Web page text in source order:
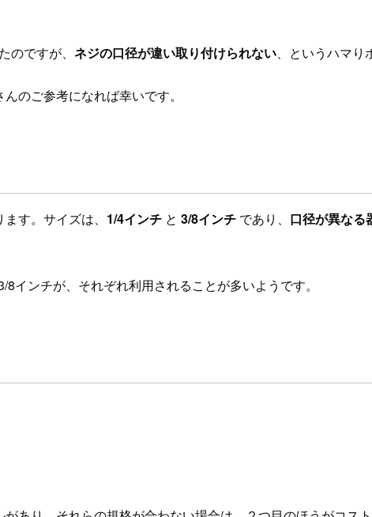
ですが、 ネジの口径が違い取り付けられない、というハマり
のご参考になれば幸いです。
す。サイズは、 1/4インチ と 3/8インチ であり、 口径が異なる
ンチが、それぞれ利用されることが多いようです。